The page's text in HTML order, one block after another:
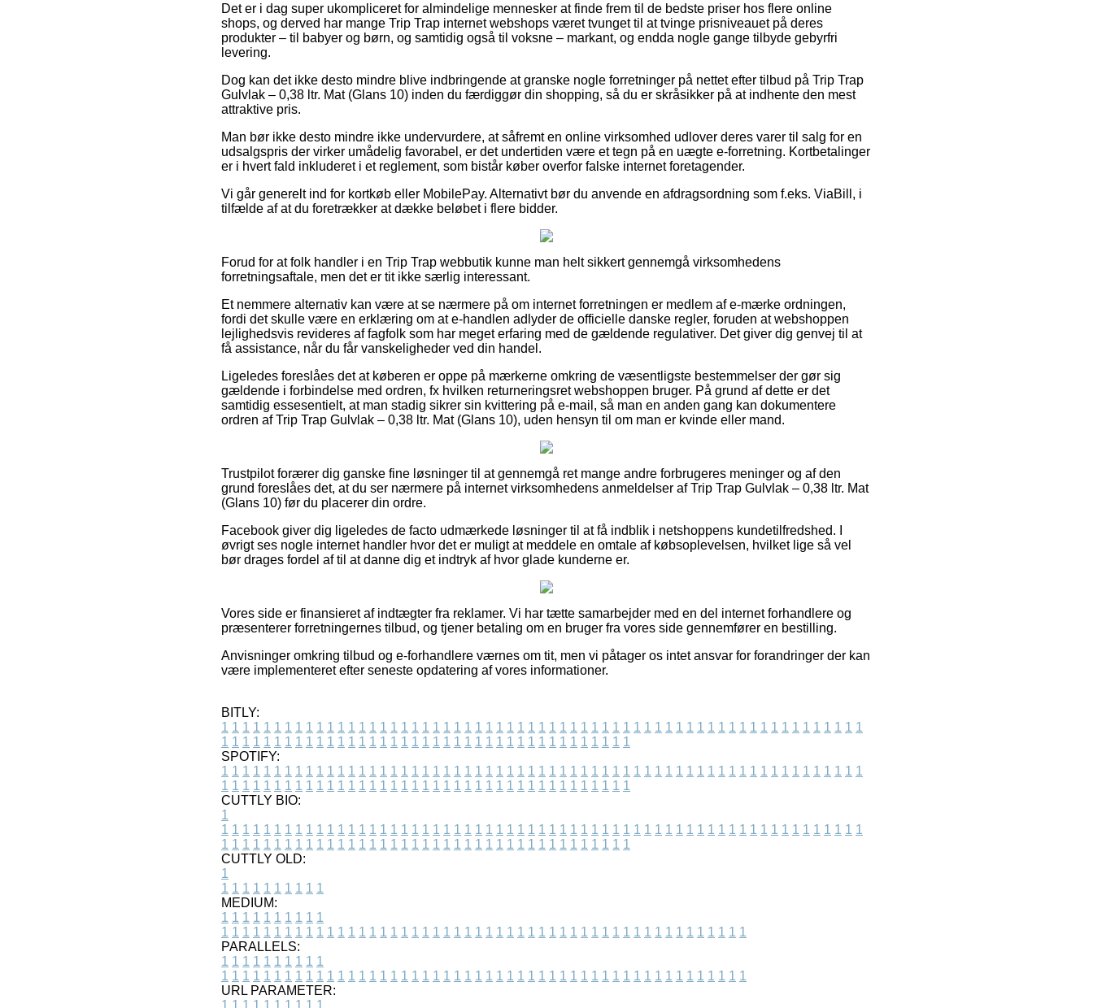
Det er i dag super ukompliceret for almindelige mennesker at finde frem til de bedste priser hos flere online
shops, og derved har mange Trip Trap internet webshops været tvunget til at tvinge prisniveauet på deres
produkter – til babyer og børn, og samtidig også til voksne – markant, og endda nogle gange tilbyde gebyrfri
levering.
Dog kan det ikke desto mindre blive indbringende at granske nogle forretninger på nettet efter tilbud på Trip Trap
Gulvlak – 0,38 ltr. Mat (Glans 10) inden du færdiggør din shopping, så du er skråsikker på at indhente den mest
attraktive pris.
Man bør ikke desto mindre ikke undervurdere, at såfremt en online virksomhed udlover deres varer til salg for en
udsalgspris der virker umådelig favorabel, er det undertiden være et tegn på en uægte e-forretning. Kortbetalinger
er i hvert fald inkluderet i et reglement, som bistår køber overfor falske internet foretagender.
Vi går generelt ind for kortkøb eller MobilePay. Alternativt bør du anvende en afdragsordning som f.eks. ViaBill, i
tilfælde af at du foretrækker at dække beløbet i flere bidder.
Forud for at folk handler i en Trip Trap webbutik kunne man helt sikkert gennemgå virksomhedens
forretningsaftale, men det er tit ikke særlig interessant.
Et nemmere alternativ kan være at se nærmere på om internet forretningen er medlem af e-mærke ordningen,
fordi det skulle være en erklæring om at e-handlen adlyder de officielle danske regler, foruden at webshoppen
lejlighedsvis revideres af fagfolk som har meget erfaring med de gældende regulativer. Det giver dig genvej til at
få assistance, når du får vanskeligheder ved din handel.
Ligeledes foreslåes det at køberen er oppe på mærkerne omkring de væsentligste bestemmelser der gør sig
gældende i forbindelse med ordren, fx hvilken returneringsret webshoppen bruger. På grund af dette er det
samtidig essesentielt, at man stadig sikrer sin kvittering på e-mail, så man en anden gang kan dokumentere
ordren af Trip Trap Gulvlak – 0,38 ltr. Mat (Glans 10), uden hensyn til om man er kvinde eller mand.
Trustpilot forærer dig ganske fine løsninger til at gennemgå ret mange andre forbrugeres meninger og af den
grund foreslåes det, at du ser nærmere på internet virksomhedens anmeldelser af Trip Trap Gulvlak – 0,38 ltr. Mat
(Glans 10) før du placerer din ordre.
Facebook giver dig ligeledes de facto udmærkede løsninger til at få indblik i netshoppens kundetilfredshed. I
øvrigt ses nogle internet handler hvor det er muligt at meddele en omtale af købsoplevelsen, hvilket lige så vel
bør drages fordel af til at danne dig et indtryk af hvor glade kunderne er.
Vores side er finansieret af indtægter fra reklamer. Vi har tætte samarbejder med en del internet forhandlere og
præsenterer forretningernes tilbud, og tjener betaling om en bruger fra vores side gennemfører en bestilling.
Anvisninger omkring tilbud og e-forhandlere værnes om tit, men vi påtager os intet ansvar for forandringer der kan
være implementeret efter seneste opdatering af vores informationer.
BITLY:
1 1 1 1 1 1 1 1 1 1 1 1 1 1 1 1 1 1 1 1 1 1 1 1 1 1 1 1 1 1 1 1 1 1 1 1 1 1 1 1 1 1 1 1 1 1 1 1 1 1 1 1 1 1 1 1 1 1 1 1 1
1 1 1 1 1 1 1 1 1 1 1 1 1 1 1 1 1 1 1 1 1 1 1 1 1 1 1 1 1 1 1 1 1 1 1 1 1 1 1
SPOTIFY:
1 1 1 1 1 1 1 1 1 1 1 1 1 1 1 1 1 1 1 1 1 1 1 1 1 1 1 1 1 1 1 1 1 1 1 1 1 1 1 1 1 1 1 1 1 1 1 1 1 1 1 1 1 1 1 1 1 1 1 1 1
1 1 1 1 1 1 1 1 1 1 1 1 1 1 1 1 1 1 1 1 1 1 1 1 1 1 1 1 1 1 1 1 1 1 1 1 1 1 1
CUTTLY BIO:
1
1 1 1 1 1 1 1 1 1 1 1 1 1 1 1 1 1 1 1 1 1 1 1 1 1 1 1 1 1 1 1 1 1 1 1 1 1 1 1 1 1 1 1 1 1 1 1 1 1 1 1 1 1 1 1 1 1 1 1 1 1
1 1 1 1 1 1 1 1 1 1 1 1 1 1 1 1 1 1 1 1 1 1 1 1 1 1 1 1 1 1 1 1 1 1 1 1 1 1 1
CUTTLY OLD:
1
1 1 1 1 1 1 1 1 1 1
MEDIUM:
1 1 1 1 1 1 1 1 1 1
1 1 1 1 1 1 1 1 1 1 1 1 1 1 1 1 1 1 1 1 1 1 1 1 1 1 1 1 1 1 1 1 1 1 1 1 1 1 1 1 1 1 1 1 1 1 1 1 1 1
PARALLELS:
1 1 1 1 1 1 1 1 1 1
1 1 1 1 1 1 1 1 1 1 1 1 1 1 1 1 1 1 1 1 1 1 1 1 1 1 1 1 1 1 1 1 1 1 1 1 1 1 1 1 1 1 1 1 1 1 1 1 1 1
URL PARAMETER:
1 1 1 1 1 1 1 1 1 1